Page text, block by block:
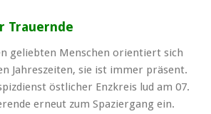
Trauernde
geliebten Menschen orientiert sich
Jahreszeiten, sie ist immer präsent.
östlicher Enzkreis lud am 07.
erneut zum Spaziergang ein.